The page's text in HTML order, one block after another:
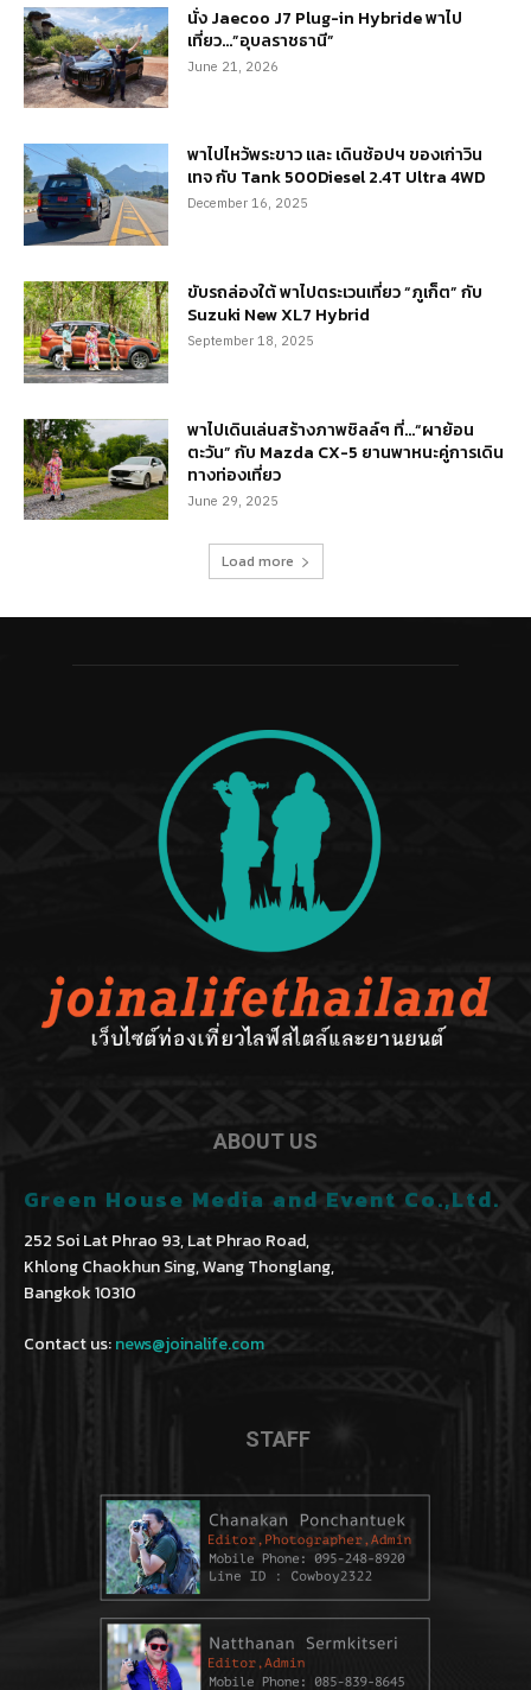
นั่ง Jaecoo J7 Plug-in Hybride พาไป
เที่ยว…”อุบลราชธานี”
June 21, 2026
พาไปไหว้พระขาว และ เดินช้อปฯ ของเก่าวิน
เทจ กับ Tank 500Diesel 2.4T Ultra 4WD
December 16, 2025
ขับรถล่องใต้ พาไปตระเวนเที่ยว “ภูเก็ต” กับ
Suzuki New XL7 Hybrid
September 18, 2025
พาไปเดินเล่นสร้างภาพชิลล์ๆ ที่…“ผาย้อน
ตะวัน” กับ Mazda CX-5 ยานพาหนะคู่การเดิน
ทางท่องเที่ยว
June 29, 2025
Load more
ABOUT US
Green House Media and Event Co.,Ltd.
252 Soi Lat Phrao 93, Lat Phrao Road,
Khlong Chaokhun Sing, Wang Thonglang,
Bangkok 10310
Contact us:news@joinalife.com
STAFF